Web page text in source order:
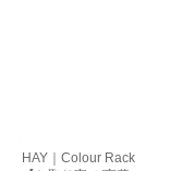
HAY｜Colour Rack